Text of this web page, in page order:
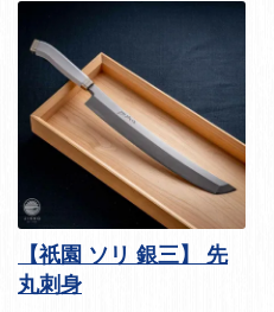
【祇園 ソリ 銀三】 先
丸刺身